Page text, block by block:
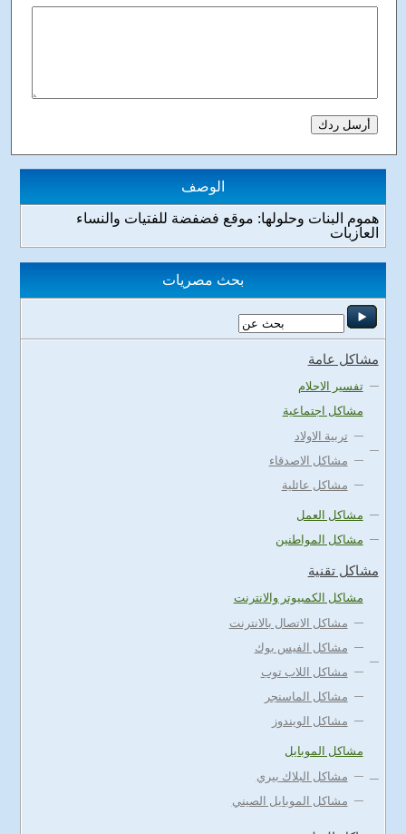
الوصف
هموم البنات وحلولها: موقع فضفضة للفتيات والنساء
العازبات
بحث مصريات
مشاكل عامة
تفسير الاحلام
مشاكل اجتماعية
تربية الاولاد
مشاكل الاصدقاء
مشاكل عائلية
مشاكل العمل
مشاكل المواطنين
مشاكل تقنية
مشاكل الكمبيوتر والانترنت
مشاكل الاتصال بالانترنت
مشاكل الفيس بوك
مشاكل اللاب توب
مشاكل الماسنجر
مشاكل الويندوز
مشاكل الموبايل
مشاكل البلاك بيري
مشاكل الموبايل الصيني